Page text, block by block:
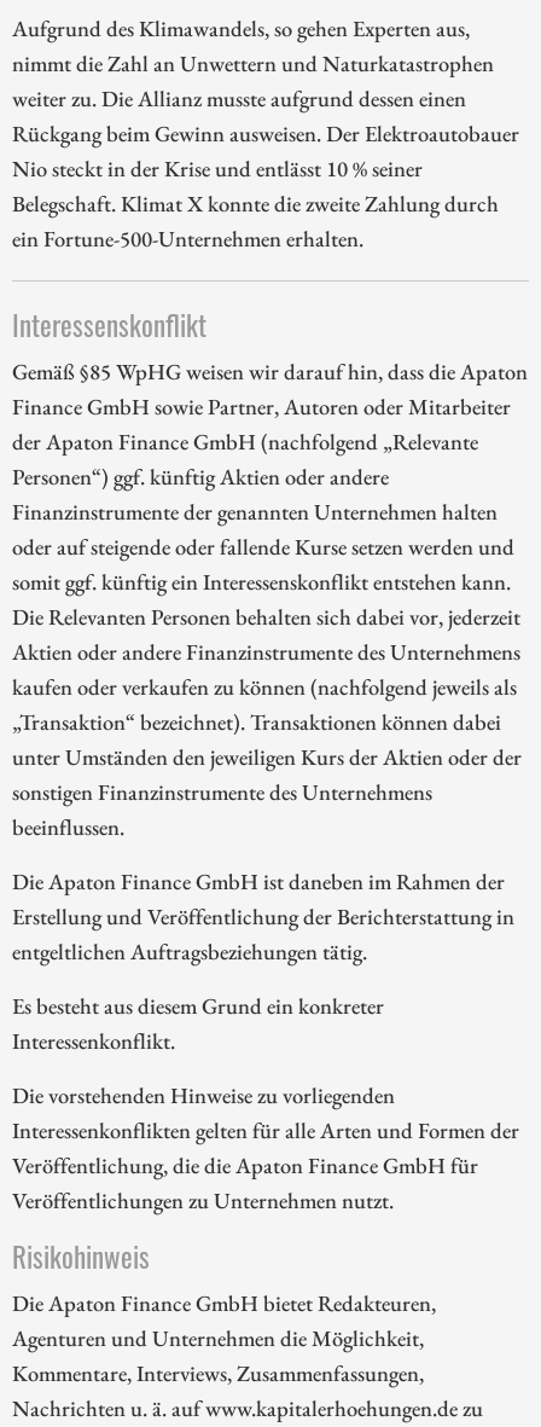
Aufgrund des Klimawandels, so gehen Experten aus,
nimmt die Zahl an Unwettern und Naturkatastrophen
weiter zu. Die Allianz musste aufgrund dessen einen
Rückgang beim Gewinn ausweisen. Der Elektroautobauer
Nio steckt in der Krise und entlässt 10 % seiner
Belegschaft. Klimat X konnte die zweite Zahlung durch
ein Fortune-500-Unternehmen erhalten.
Interessenskonflikt
Gemäß §85 WpHG weisen wir darauf hin, dass die Apaton
Finance GmbH sowie Partner, Autoren oder Mitarbeiter
der Apaton Finance GmbH (nachfolgend „Relevante
Personen“) ggf. künftig Aktien oder andere
Finanzinstrumente der genannten Unternehmen halten
oder auf steigende oder fallende Kurse setzen werden und
somit ggf. künftig ein Interessenskonflikt entstehen kann.
Die Relevanten Personen behalten sich dabei vor, jederzeit
Aktien oder andere Finanzinstrumente des Unternehmens
kaufen oder verkaufen zu können (nachfolgend jeweils als
„Transaktion“ bezeichnet). Transaktionen können dabei
unter Umständen den jeweiligen Kurs der Aktien oder der
sonstigen Finanzinstrumente des Unternehmens
beeinflussen.
Die Apaton Finance GmbH ist daneben im Rahmen der
Erstellung und Veröffentlichung der Berichterstattung in
entgeltlichen Auftragsbeziehungen tätig.
Es besteht aus diesem Grund ein konkreter
Interessenkonflikt.
Die vorstehenden Hinweise zu vorliegenden
Interessenkonflikten gelten für alle Arten und Formen der
Veröffentlichung, die die Apaton Finance GmbH für
Veröffentlichungen zu Unternehmen nutzt.
Risikohinweis
Die Apaton Finance GmbH bietet Redakteuren,
Agenturen und Unternehmen die Möglichkeit,
Kommentare, Interviews, Zusammenfassungen,
Nachrichten u. ä. auf www.kapitalerhoehungen.de zu